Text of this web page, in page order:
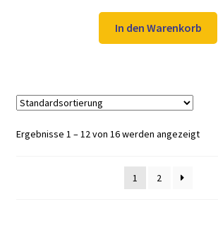
Preis
war:
40,98 €
Preis
ist:
30,97 €.
In den Warenkorb
Ergebnisse 1 – 12 von 16 werden angezeigt
1 2